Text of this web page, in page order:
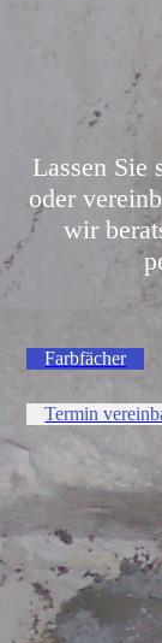
Lassen Sie
oder
wir
Farbfächer
Termin